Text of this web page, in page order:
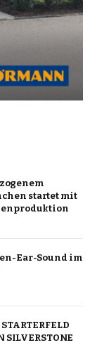
startet mit
Ear-Sound im
SILVERSTONE